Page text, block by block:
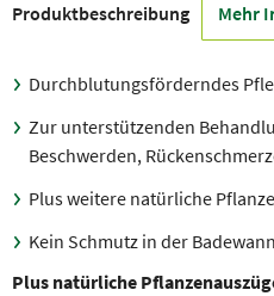
Produkt­beschreibung Mehr
Durchblutungsförderndes
Zur unterstützenden
Beschwerden,
Plus weitere natürliche
Kein Schmutz in der
Plus natürliche